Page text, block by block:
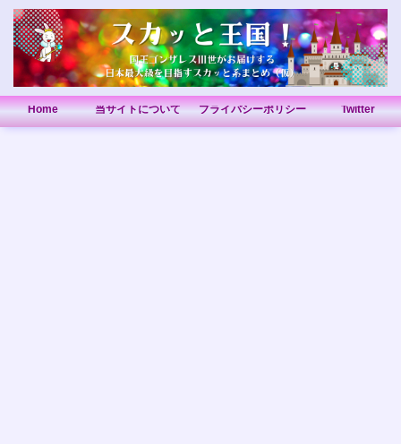
Home 当サイトについて プライバシーポリシー Twitter